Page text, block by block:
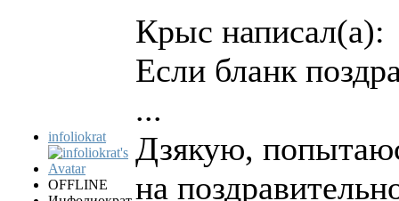
infoliokrat
OFFLINE
Крыс написал(а):
Если бланк
...
Дзякую,
на